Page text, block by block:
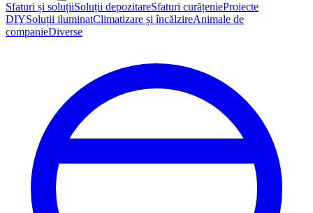
Sfaturi și soluțiiSoluții depozitareSfaturi curățenieProiecte
DIYSoluții iluminatClimatizare și încălzireAnimale de
companieDiverse